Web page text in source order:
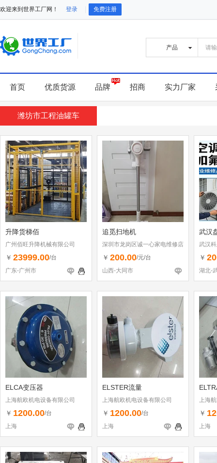
欢迎来到世界工厂网！ 登录 免费注册
首页 优质货源 品牌 招商 实力厂家
潍坊市工程油罐车
升降货梯佰
广州佰旺升降机械有限公司
￥ 23999.00/台
广东-广州市
追觅扫地机
深圳市龙岗区诚一心家电维修店
（个体工商户）
￥ 200.00/元/台
山西-大同市
武汉
武汉
￥
湖北-
ELCA变压器
上海航欧机电设备有限公司
￥ 1200.00/台
上海
ELSTER流量
上海航欧机电设备有限公司
￥ 1200.00/台
上海
上海
￥
上海